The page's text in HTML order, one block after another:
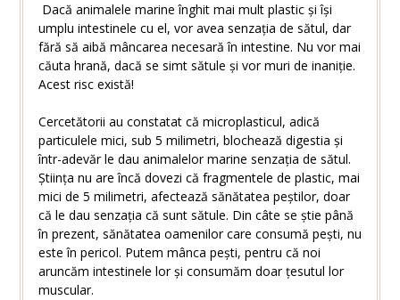
Dacă animalele marine înghit mai mult plastic și își
umplu intestinele cu el, vor avea senzația de sătul, dar
fără să aibă mâncarea necesară în intestine. Nu vor mai
căuta hrană, dacă se simt sătule și vor muri de inaniție.
Acest risc există!
Cercetătorii au constatat că microplasticul, adică
particulele mici, sub 5 milimetri, blochează digestia și
într-adevăr le dau animalelor marine senzația de sătul.
Știința nu are încă dovezi că fragmentele de plastic, mai
mici de 5 milimetri, afectează sănătatea peștilor, doar
că le dau senzația că sunt sătule. Din câte se știe până
în prezent, sănătatea oamenilor care consumă pești, nu
este în pericol. Putem mânca pești, pentru că noi
aruncăm intestinele lor și consumăm doar țesutul lor
muscular.